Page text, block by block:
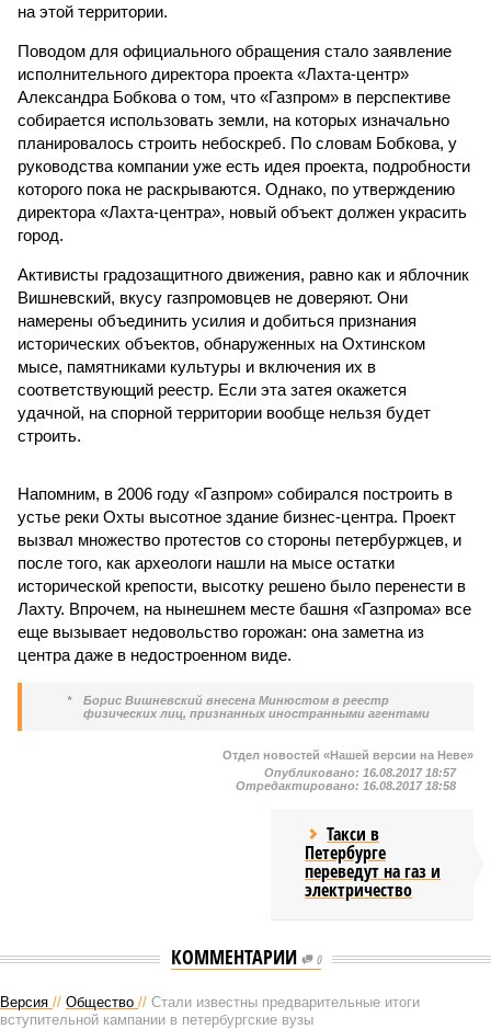
на этой территории.
Поводом для официального обращения стало заявление
исполнительного директора проекта «Лахта-центр»
Александра Бобкова о том, что «Газпром» в перспективе
собирается использовать земли, на которых изначально
планировалось строить небоскреб. По словам Бобкова, у
руководства компании уже есть идея проекта, подробности
которого пока не раскрываются. Однако, по утверждению
директора «Лахта-центра», новый объект должен украсить
город.
Активисты градозащитного движения, равно как и яблочник
Вишневский, вкусу газпромовцев не доверяют. Они
намерены объединить усилия и добиться признания
исторических объектов, обнаруженных на Охтинском
мысе, памятниками культуры и включения их в
соответствующий реестр. Если эта затея окажется
удачной, на спорной территории вообще нельзя будет
строить.
Напомним, в 2006 году «Газпром» собирался построить в
устье реки Охты высотное здание бизнес-центра. Проект
вызвал множество протестов со стороны петербуржцев, и
после того, как археологи нашли на мысе остатки
исторической крепости, высотку решено было перенести в
Лахту. Впрочем, на нынешнем месте башня «Газпрома» все
еще вызывает недовольство горожан: она заметна из
центра даже в недостроенном виде.
*
Борис Вишневский внесена Минюстом в реестр
физических лиц, признанных иностранными агентами
Отдел новостей «Нашей версии на Неве»
Опубликовано: 16.08.2017 18:57
Отредактировано: 16.08.2017 18:58
Такси в
Петербурге
переведут на газ и
электричество
КОММЕНТАРИИ 0
Версия // Общество // Стали известны предварительные итоги
вступительной кампании в петербургские вузы